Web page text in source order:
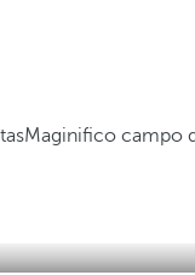
Maginifico campo